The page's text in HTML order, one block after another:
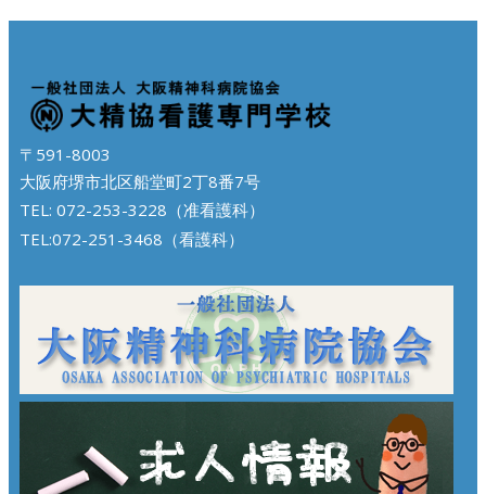
〒591-8003
大阪府堺市北区船堂町2丁8番7号
TEL: 072-253-3228（准看護科）
TEL:072-251-3468（看護科）